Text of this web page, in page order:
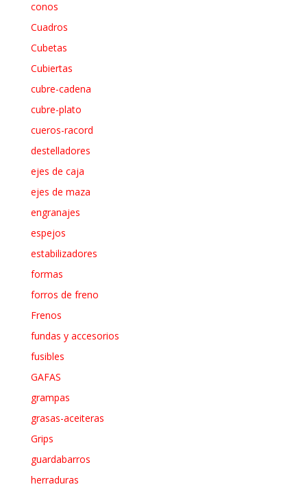
conos
Cuadros
Cubetas
Cubiertas
cubre-cadena
cubre-plato
cueros-racord
destelladores
ejes de caja
ejes de maza
engranajes
espejos
estabilizadores
formas
forros de freno
Frenos
fundas y accesorios
fusibles
GAFAS
grampas
grasas-aceiteras
Grips
guardabarros
herraduras